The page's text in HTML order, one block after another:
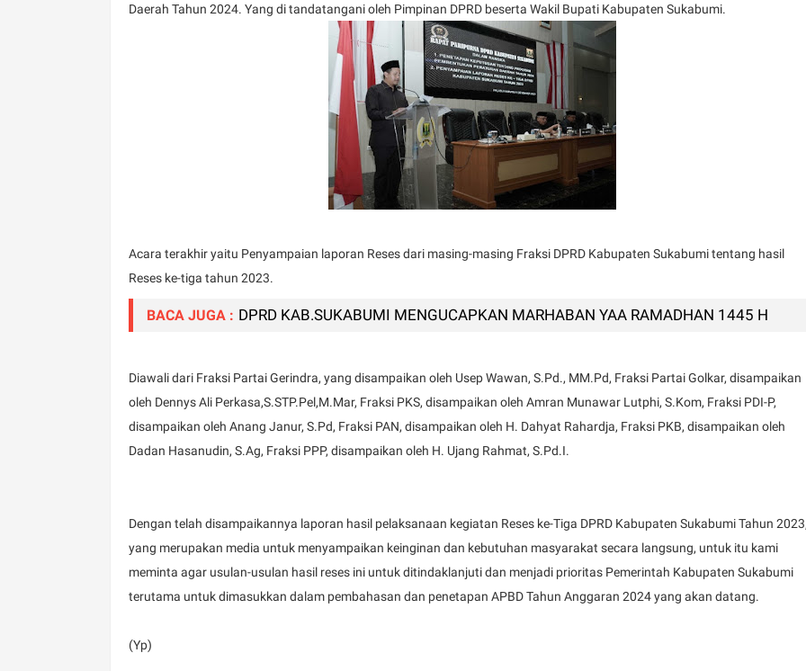
Daerah Tahun 2024. Yang di tandatangani oleh Pimpinan DPRD beserta Wakil Bupati Kabupaten Sukabumi.
Acara terakhir yaitu Penyampaian laporan Reses dari masing-masing Fraksi DPRD Kabupaten Sukabumi tentang hasil
Reses ke-tiga tahun 2023.
BACA JUGA : DPRD KAB.SUKABUMI MENGUCAPKAN MARHABAN YAA RAMADHAN 1445 H
Diawali dari Fraksi Partai Gerindra, yang disampaikan oleh Usep Wawan, S.Pd., MM.Pd, Fraksi Partai Golkar, disampaikan
oleh Dennys Ali Perkasa,S.STP.Pel,M.Mar, Fraksi PKS, disampaikan oleh Amran Munawar Lutphi, S.Kom, Fraksi PDI-P,
disampaikan oleh Anang Janur, S.Pd, Fraksi PAN, disampaikan oleh H. Dahyat Rahardja, Fraksi PKB, disampaikan oleh
Dadan Hasanudin, S.Ag, Fraksi PPP, disampaikan oleh H. Ujang Rahmat, S.Pd.I.
Dengan telah disampaikannya laporan hasil pelaksanaan kegiatan Reses ke-Tiga DPRD Kabupaten Sukabumi Tahun
yang merupakan media untuk menyampaikan keinginan dan kebutuhan masyarakat secara langsung, untuk itu kami
meminta agar usulan-usulan hasil reses ini untuk ditindaklanjuti dan menjadi prioritas Pemerintah Kabupaten Sukabumi
terutama untuk dimasukkan dalam pembahasan dan penetapan APBD Tahun Anggaran 2024 yang akan datang.
(Yp)